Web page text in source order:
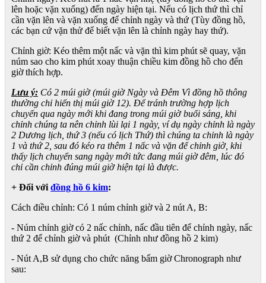
lên hoặc vặn xuống) đến ngày hiện tại. Nếu có lịch thứ thì chỉ
cần vặn lên và vặn xuống để chỉnh ngày và thứ (Tùy đồng hồ,
các bạn cứ vặn thử để biết vặn lên là chỉnh ngày hay thứ).
Chỉnh giờ: Kéo thêm một nấc và vặn thì kim phút sẽ quay, vặn
núm sao cho kim phút xoay thuận chiều kim đồng hồ cho đến
giờ thích hợp.
Lưu ý: Có 2 múi giờ (múi giờ Ngày và Đêm Vì đồng hồ thông
thường chỉ hiển thị múi giờ 12). Để tránh trường hợp lịch
chuyển qua ngày mới khi đang trong múi giờ buổi sáng, khi
chỉnh chúng ta nên chỉnh lùi lại 1 ngày, ví dụ ngày chỉnh là ngày
2 Dương lịch, thứ 3 (nếu có lịch Thứ) thì chúng ta chỉnh là ngày
1 và thứ 2, sau đó kéo ra thêm 1 nấc và vặn để chỉnh giờ, khi
thấy lịch chuyển sang ngày mới tức đang múi giờ đêm, lúc đó
chỉ cần chỉnh đúng múi giờ hiện tại là được.
+ Đối với đồng hồ 6 kim:
Cách điều chỉnh: Có 1 núm chỉnh giờ và 2 nút A, B:
- Núm chỉnh giờ có 2 nấc chỉnh, nấc đầu tiên để chỉnh ngày, nấc
thứ 2 để chỉnh giờ và phút (Chỉnh như đồng hồ 2 kim)
- Nút A,B sử dụng cho chức năng bấm giờ Chronograph như
sau: